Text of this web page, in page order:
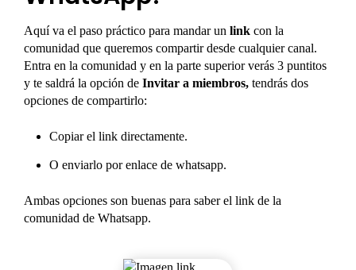
Aquí va el paso práctico para mandar un link con la
comunidad que queremos compartir desde cualquier canal.
Entra en la comunidad y en la parte superior verás 3 puntitos
y te saldrá la opción de Invitar a miembros, tendrás dos
opciones de compartirlo:
Copiar el link directamente.
O enviarlo por enlace de whatsapp.
Ambas opciones son buenas para saber el link de la
comunidad de Whatsapp.